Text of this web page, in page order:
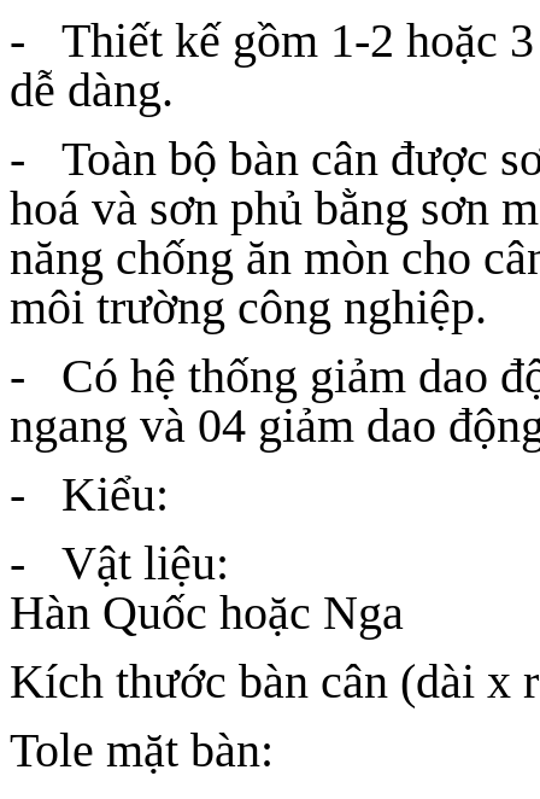
- Thiết kế gồm 1-2 hoặc 3
dễ dàng.
- Toàn bộ bàn cân được
hoá và sơn phủ bằng sơn
năng chống ăn mòn cho
môi trường công nghiệp.
- Có hệ thống giảm dao
ngang và 04 giảm dao
- Kiểu: Cân
- Vật liệu:
Hàn Quốc hoặc Nga
Kích thước bàn cân (dài x
Tole mặt bàn: